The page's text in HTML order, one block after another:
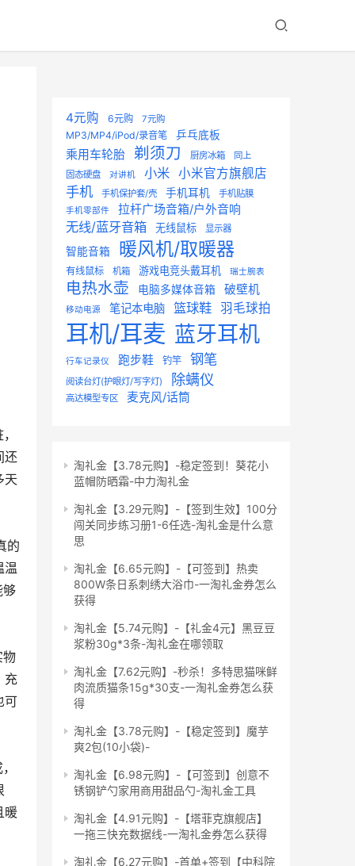
还
天
温
够
充
可
暖
4元购 6元购 7元购
MP3/MP4/iPod/录音笔 乒乓底板
乘用车轮胎 剃须刀 厨房冰箱
同上
固态硬盘
对讲机 小米 小米官方旗舰店
手机 手机保护套/壳 手机耳机 手机贴膜
手机零部件 拉杆广场音箱/户外音响
无线/蓝牙音箱 无线鼠标 显示器
智能音箱 暖风机/取暖器
有线鼠标 机箱 游戏电竞头戴耳机 瑞士腕表
电热水壶 电脑多媒体音箱 破壁机
移动电源 笔记本电脑 篮球鞋 羽毛球拍
耳机/耳麦 蓝牙耳机
行车记录仪 跑步鞋 钓竿 钢笔
阅读台灯(护眼灯/写字灯) 除螨仪
高达模型专区 麦克风/话筒
淘礼金【3.78元购】-稳定签到！葵花小
蓝帽防晒霜-中力淘礼金
淘礼金【3.29元购】-【签到生效】100分
闯关同步练习册1-6任选-淘礼金是什么意
思
淘礼金【6.65元购】-【可签到】热卖
800W条日系刺绣大浴巾-一淘礼金券怎么
获得
淘礼金【5.74元购】-【礼金4元】黑豆豆
浆粉30g*3条-淘礼金在哪领取
淘礼金【7.62元购】-秒杀！多特思猫咪鲜
肉流质猫条15g*30支-一淘礼金券怎么获
得
淘礼金【3.78元购】-【稳定签到】魔芋
爽2包(10小袋)-
淘礼金【6.98元购】-【可签到】创意不
锈钢铲勺家用商用甜品勺-淘礼金工具
淘礼金【4.91元购】-【塔菲克旗舰店】
一拖三快充数据线-一淘礼金券怎么获得
淘礼金【6.27元购】-首单+签到【中科院